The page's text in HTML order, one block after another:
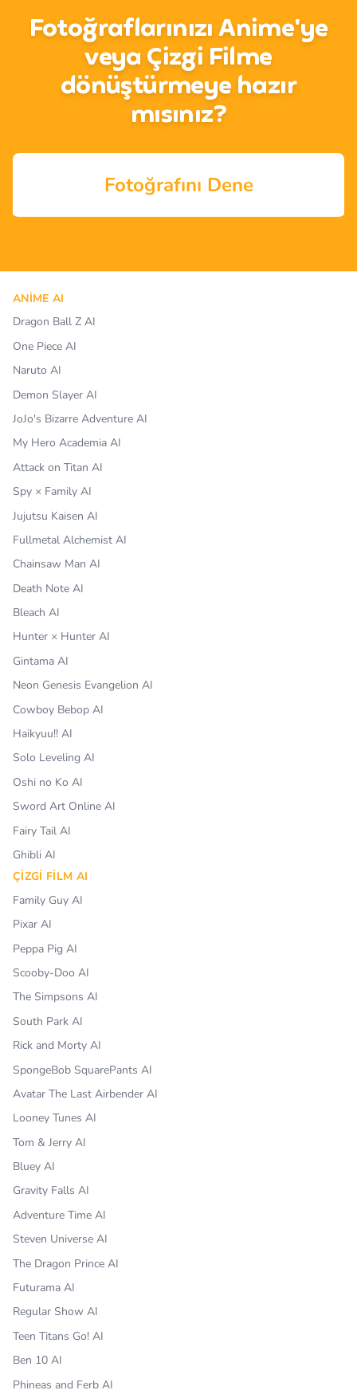
Fotoğraflarınızı Anime'ye
veya Çizgi Filme
dönüştürmeye hazır
mısınız?
Fotoğrafını Dene
ANIME AI
Dragon Ball Z AI
One Piece AI
Naruto AI
Demon Slayer AI
JoJo's Bizarre Adventure AI
My Hero Academia AI
Attack on Titan AI
Spy × Family AI
Jujutsu Kaisen AI
Fullmetal Alchemist AI
Chainsaw Man AI
Death Note AI
Bleach AI
Hunter × Hunter AI
Gintama AI
Neon Genesis Evangelion AI
Cowboy Bebop AI
Haikyuu!! AI
Solo Leveling AI
Oshi no Ko AI
Sword Art Online AI
Fairy Tail AI
Ghibli AI
ÇIZGI FILM AI
Family Guy AI
Pixar AI
Peppa Pig AI
Scooby-Doo AI
The Simpsons AI
South Park AI
Rick and Morty AI
SpongeBob SquarePants AI
Avatar The Last Airbender AI
Looney Tunes AI
Tom & Jerry AI
Bluey AI
Gravity Falls AI
Adventure Time AI
Steven Universe AI
The Dragon Prince AI
Futurama AI
Regular Show AI
Teen Titans Go! AI
Ben 10 AI
Phineas and Ferb AI